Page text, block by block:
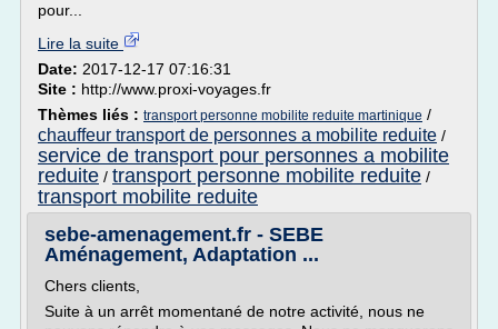
pour...
Lire la suite
Date: 2017-12-17 07:16:31
Site : http://www.proxi-voyages.fr
Thèmes liés : transport personne mobilite reduite martinique /
chauffeur transport de personnes a mobilite reduite /
service de transport pour personnes a mobilite
reduite / transport personne mobilite reduite /
transport mobilite reduite
sebe-amenagement.fr - SEBE
Aménagement, Adaptation ...
Chers clients,
Suite à un arrêt momentané de notre activité, nous ne